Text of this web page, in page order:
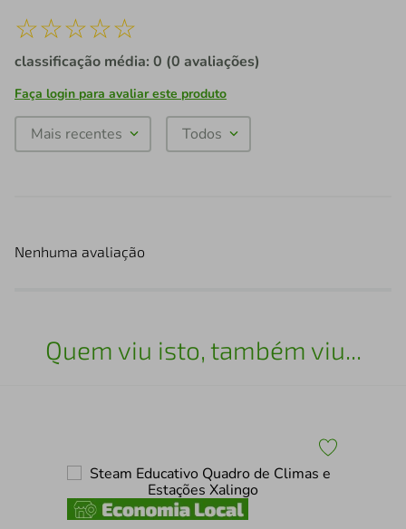
☆☆☆☆☆
classificação média: 0 (0 avaliações)
Faça login para avaliar este produto
Mais recentes Todos
Nenhuma avaliação
Quem viu isto, também viu...